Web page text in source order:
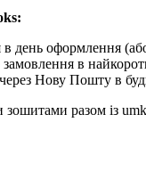
в день оформлення
в
Нову Пошту в
разом із